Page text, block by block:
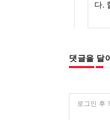
다.
댓글을 달
로그인 후